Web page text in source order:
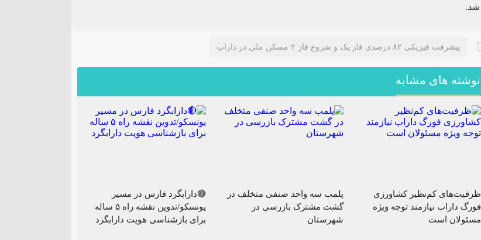
شد.
پیشرفت فیزیکی ۸۲ درصدی فاز یک و شروع فاز ۲ مسکن ملی در داراب
نوشته های مشابه
ظرفیت‌های کم‌نظیر کشاورزی
فورگ داراب نیازمند توجه ویژه
مسئولان است
پلمب سه واحد صنفی متخلف در
گشت مشترک بازرسی در
شهرستان
🔴دارابگرد فارس در مسیر
یونسکو/تدوین نقشه راه ۵ ساله
برای بازشناسی هویت دارابگرد